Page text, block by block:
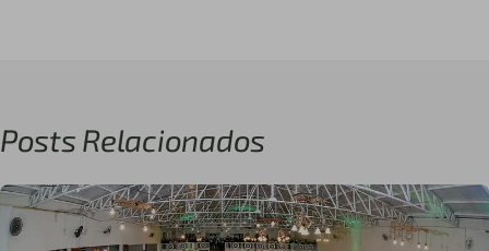
Posts Relacionados